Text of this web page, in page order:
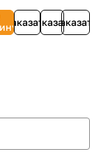
лейкой)
33626
Заказать
431235
Заказать
(ATS
для
Заказать